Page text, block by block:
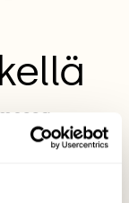
- kuvaa